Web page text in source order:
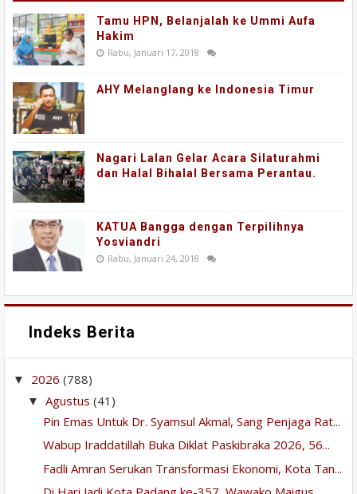
Tamu HPN, Belanjalah ke Ummi Aufa
Hakim
Rabu, Januari 17, 2018
AHY Melanglang ke Indonesia Timur
Nagari Lalan Gelar Acara Silaturahmi
dan Halal Bihalal Bersama Perantau.
KATUA Bangga dengan Terpilihnya
Yosviandri
Rabu, Januari 24, 2018
Indeks Berita
▼ 2026 (788)
▼ Agustus (41)
Pin Emas Untuk Dr. Syamsul Akmal, Sang Penjaga Rat...
Wabup Iraddatillah Buka Diklat Paskibraka 2026, 56...
Fadli Amran Serukan Transformasi Ekonomi, Kota Tan...